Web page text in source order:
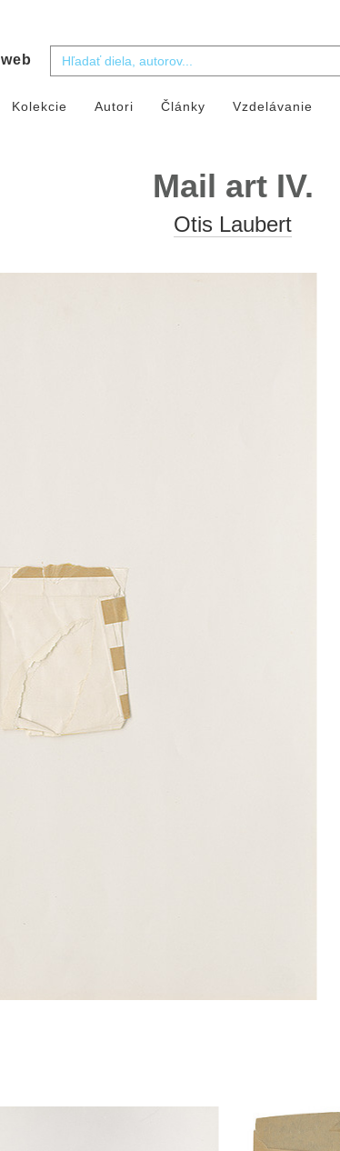
web
Kolekcie Autori Články Vzdelávanie
Mail art IV.
Otis Laubert